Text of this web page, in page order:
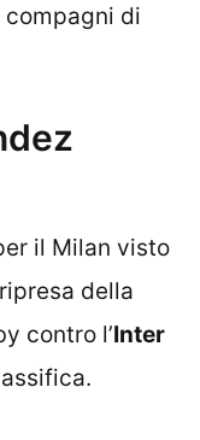
compagni di
il Milan visto
della
contro l’Inter